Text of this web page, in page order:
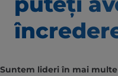
Suntem lideri în mai